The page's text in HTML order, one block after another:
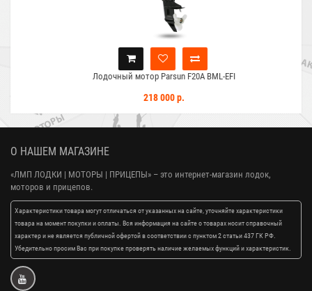
Лодочный мотор Parsun F20A BML-EFI
218 000 р.
О НАШЕМ МАГАЗИНЕ
«ЛМП ЛОДКИ | МОТОРЫ | ПРИЦЕПЫ» – это интернет-магазин лодок,
моторов и прицепов.
Характеристики товара могут отличаться от указанных на сайте, уточняйте характеристики
товара на момент покупки и оплаты. Вся информация на сайте о товарах носит справочный
характер и не является публичной офертой в соответствии с пунктом 2 статьи 437 ГК РФ.
Убедительно просим Вас при покупке проверять наличие желаемых функций и характеристик.